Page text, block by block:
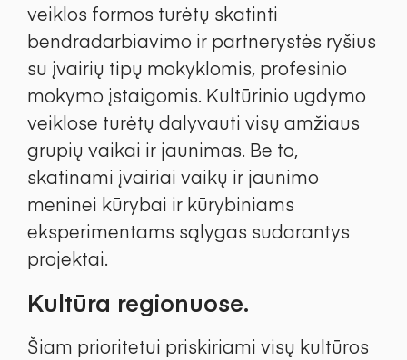
veiklos formos turėtų skatinti
bendradarbiavimo ir partnerystės ryšius
su įvairių tipų mokyklomis, profesinio
mokymo įstaigomis. Kultūrinio ugdymo
veiklose turėtų dalyvauti visų amžiaus
grupių vaikai ir jaunimas. Be to,
skatinami įvairiai vaikų ir jaunimo
meninei kūrybai ir kūrybiniams
eksperimentams sąlygas sudarantys
projektai.
Kultūra regionuose.
Šiam prioritetui priskiriami visų kultūros